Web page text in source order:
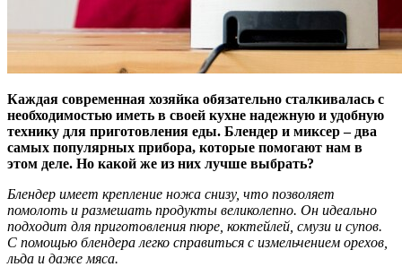
Каждая современная хозяйка обязательно сталкивалась с
необходимостью иметь в своей кухне надежную и удобную
технику для приготовления еды. Блендер и миксер – два
самых популярных прибора, которые помогают нам в
этом деле. Но какой же из них лучше выбрать?
Блендер имеет крепление ножа снизу, что позволяет
помолоть и размешать продукты великолепно. Он идеально
подходит для приготовления пюре, коктейлей, смузи и супов.
С помощью блендера легко справиться с измельчением орехов,
льда и даже мяса.